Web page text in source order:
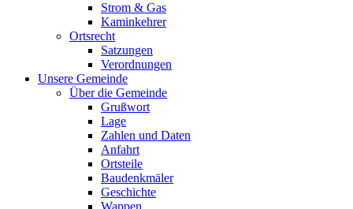
Strom & Gas
Kaminkehrer
Ortsrecht
Satzungen
Verordnungen
Unsere Gemeinde
Über die Gemeinde
Grußwort
Lage
Zahlen und Daten
Anfahrt
Ortsteile
Baudenkmäler
Geschichte
Wappen